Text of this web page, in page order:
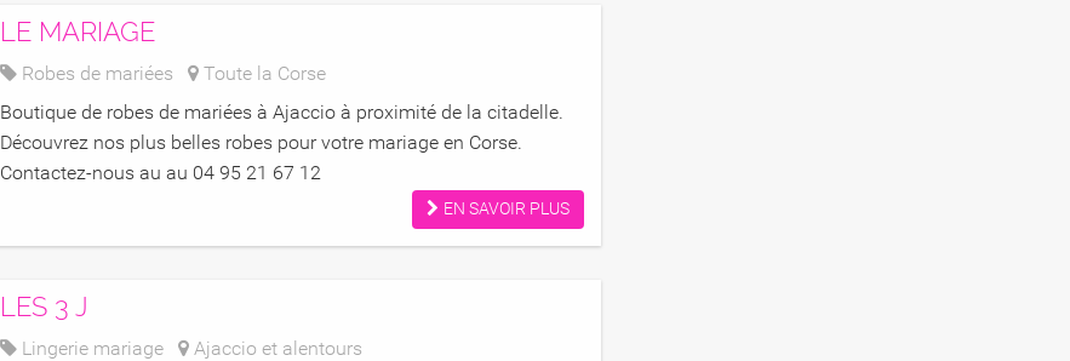
LE MARIAGE
Robes de mariées
Toute la Corse
Boutique de robes de mariées à Ajaccio à proximité de la citadelle.
Découvrez nos plus belles robes pour votre mariage en Corse.
Contactez-nous au au 04 95 21 67 12
EN SAVOIR PLUS
LES 3 J
Lingerie mariage
Ajaccio et alentours